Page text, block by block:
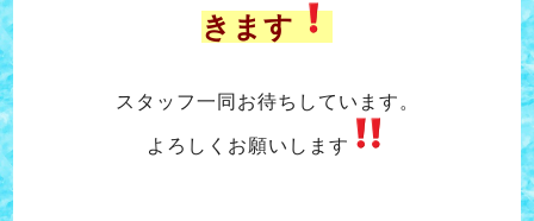
きます
スタッフ一同お待ちしています。
よろしくお願いします